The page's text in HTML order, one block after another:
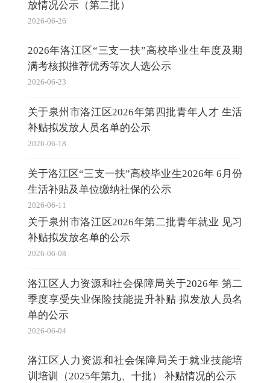
放情况公示（第二批）
2026-06-26
2026年洛江区“三支一扶”高校毕业生年度及期
满考核拟推荐优秀等次人选公示
2026-06-23
关于泉州市洛江区2026年第四批青年人才 生活
补贴拟发放人员名单的公示
2026-06-18
关于洛江区“三支一扶”高校毕业生2026年 6月份
生活补贴及单位缴纳社保的公示
2026-06-11
关于泉州市洛江区2026年第二批青年就业 见习
补贴拟发放名单的公示
2026-06-08
洛江区人力资源和社会保障局关于2026年 第二
季度享受失业保险技能提升补贴 拟发放人员名
单的公示
2026-06-04
洛江区人力资源和社会保障局关于就业技能培
训培训（2025年第九、十批） 补贴情况的公示